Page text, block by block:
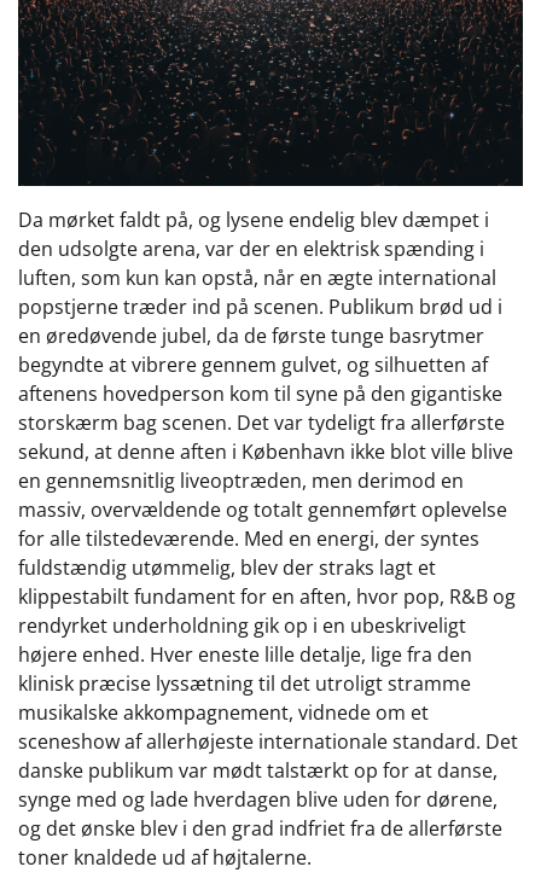
Da mørket faldt på, og lysene endelig blev dæmpet i
den udsolgte arena, var der en elektrisk spænding i
luften, som kun kan opstå, når en ægte international
popstjerne træder ind på scenen. Publikum brød ud i
en øredøvende jubel, da de første tunge basrytmer
begyndte at vibrere gennem gulvet, og silhuetten af
aftenens hovedperson kom til syne på den gigantiske
storskærm bag scenen. Det var tydeligt fra allerførste
sekund, at denne aften i København ikke blot ville blive
en gennemsnitlig liveoptræden, men derimod en
massiv, overvældende og totalt gennemført oplevelse
for alle tilstedeværende. Med en energi, der syntes
fuldstændig utømmelig, blev der straks lagt et
klippestabilt fundament for en aften, hvor pop, R&B og
rendyrket underholdning gik op i en ubeskriveligt
højere enhed. Hver eneste lille detalje, lige fra den
klinisk præcise lyssætning til det utroligt stramme
musikalske akkompagnement, vidnede om et
sceneshow af allerhøjeste internationale standard. Det
danske publikum var mødt talstærkt op for at danse,
synge med og lade hverdagen blive uden for dørene,
og det ønske blev i den grad indfriet fra de allerførste
toner knaldede ud af højtalerne.